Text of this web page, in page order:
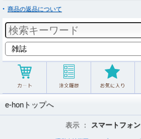
商品の返品について
e-honトップへ
表示 ： スマートフォン